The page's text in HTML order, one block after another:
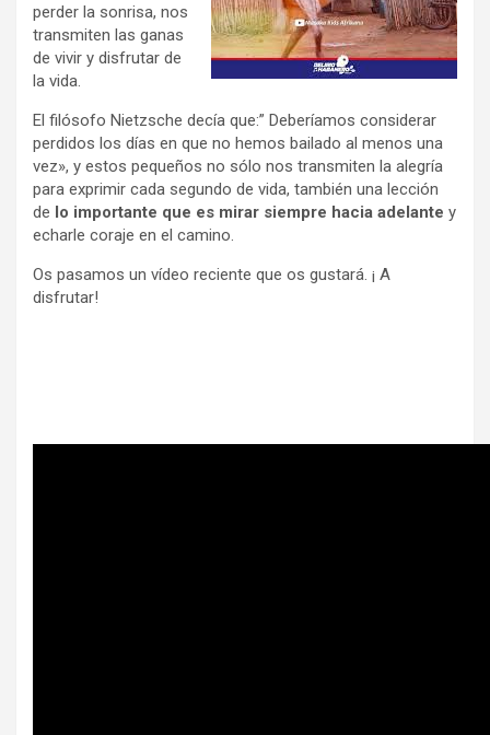
perder la sonrisa, nos
transmiten las ganas
de vivir y disfrutar de
la vida.
El filósofo Nietzsche decía que:” Deberíamos considerar
perdidos los días en que no hemos bailado al menos una
vez», y estos pequeños no sólo nos transmiten la alegría
para exprimir cada segundo de vida, también una lección
de lo importante que es mirar siempre hacia adelante y
echarle coraje en el camino.
Os pasamos un vídeo reciente que os gustará. ¡ A
disfrutar!